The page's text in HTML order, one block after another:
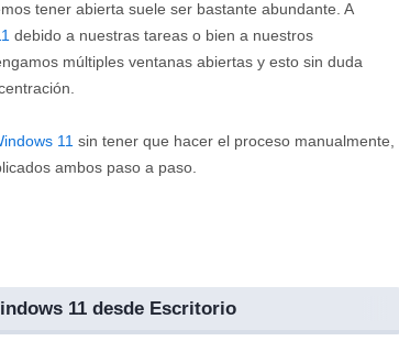
tener abierta suele ser bastante abundante. A
debido a nuestras tareas o bien a nuestros
múltiples ventanas abiertas y esto sin duda
11 sin tener que hacer el proceso manualmente,
ambos paso a paso.
11 desde Escritorio